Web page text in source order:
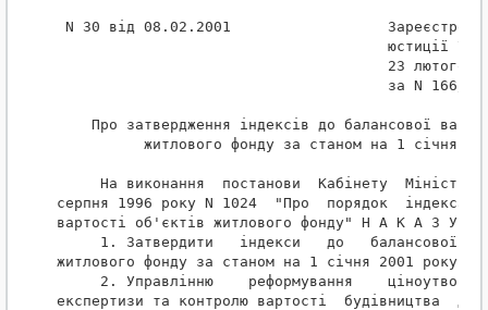
N 30 від 08.02.2001                  Зареєстровано
юстиції
23 лютого
за N 166/
Про затвердження індексів до балансової
житлового фонду за станом на 1 січня
На виконання  постанови  Кабінету
серпня 1996 року N 1024  "Про  порядок
вартості об'єктів житлового фонду" Н А К А З У Ю:
1. Затвердити   індекси   до   балансової
житлового фонду за станом на 1 січня 2001 року,
2. Управлінню    реформування
експертизи та контролю вартості  будівництва